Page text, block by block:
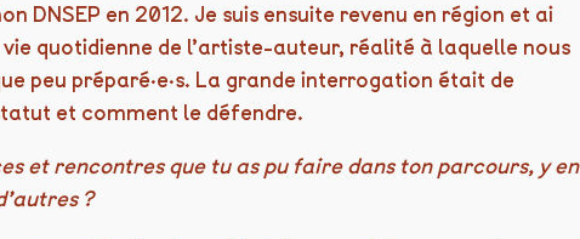
DNSEP en 2012. Je suis ensuite revenu en région et ai
quotidienne de l’artiste-auteur, réalité à laquelle nous
peu préparé·e·s. La grande interrogation était de
et comment le défendre.
et rencontres que tu as pu faire dans ton parcours, y en
?